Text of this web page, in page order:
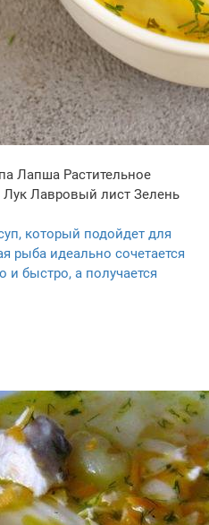
Лапша Растительное
Лук Лавровый лист Зелень
который подойдет для
рыба идеально сочетается
и быстро, а получается